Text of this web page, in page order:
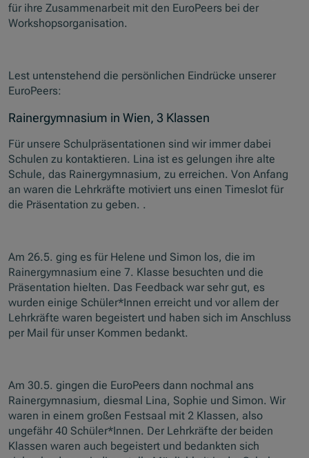
für ihre Zusammenarbeit mit den EuroPeers bei der
Workshopsorganisation.
Lest untenstehend die persönlichen Eindrücke unserer
EuroPeers:
Rainergymnasium in Wien, 3 Klassen
Für unsere Schulpräsentationen sind wir immer dabei
Schulen zu kontaktieren. Lina ist es gelungen ihre alte
Schule, das Rainergymnasium, zu erreichen. Von Anfang
an waren die Lehrkräfte motiviert uns einen Timeslot für
die Präsentation zu geben. .
Am 26.5. ging es für Helene und Simon los, die im
Rainergymnasium eine 7. Klasse besuchten und die
Präsentation hielten. Das Feedback war sehr gut, es
wurden einige Schüler*Innen erreicht und vor allem der
Lehrkräfte waren begeistert und haben sich im Anschluss
per Mail für unser Kommen bedankt.
Am 30.5. gingen die EuroPeers dann nochmal ans
Rainergymnasium, diesmal Lina, Sophie und Simon. Wir
waren in einem großen Festsaal mit 2 Klassen, also
ungefähr 40 Schüler*Innen. Der Lehrkräfte der beiden
Klassen waren auch begeistert und bedankten sich